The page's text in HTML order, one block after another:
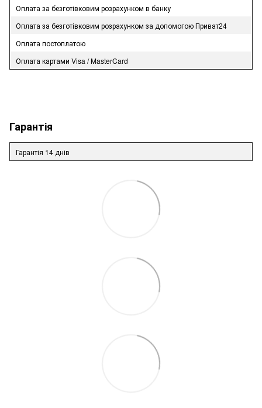
Оплата за безготівковим розрахунком в банку
Оплата за безготівковим розрахунком за допомогою Приват24
Оплата постоплатою
Оплата картами Visa / MasterCard
Гарантія
Гарантія 14 днів